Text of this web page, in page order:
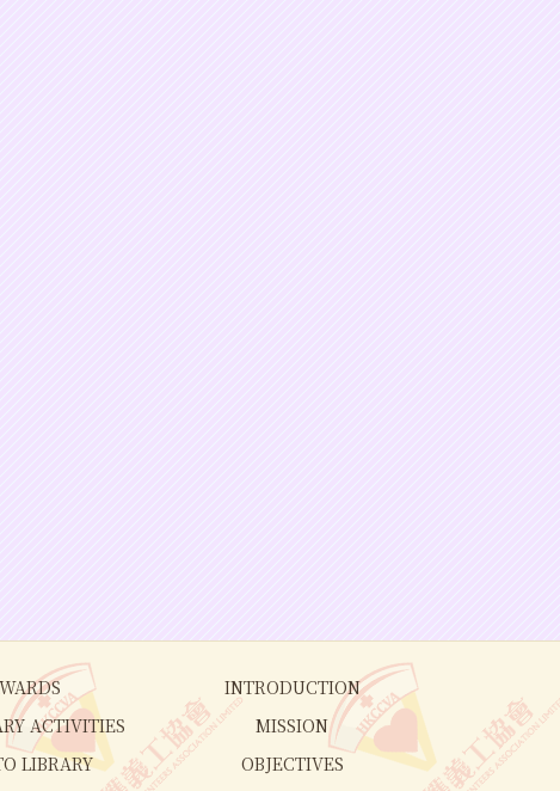
ACTIVITIES
LIBRARY
INTRODUCTION
MISSION
OBJECTIVES